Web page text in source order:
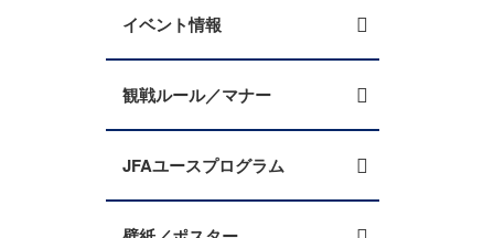
イベント情報
観戦ルール／マナー
JFAユースプログラム